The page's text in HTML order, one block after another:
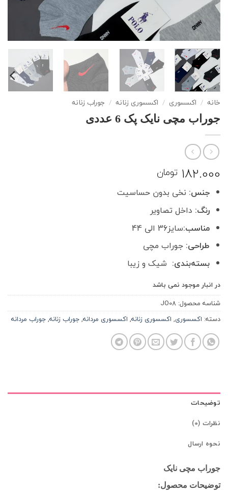
خانه / اکسسوری / اکسسوری زنانه / جوراب زنانه
جوراب مچی نایک پک 6 عددی
182.000 تومان
جنس:نخی بدون حساسیت
رنگ:داخل تصاویر
مناسب:سایز36 الی 44
طراحی:جوراب مچی
بسته‌بندی:شیک و زیبا
در انبار موجود نمی باشد
شناسه محصول: JO08
دسته: اکسسوری,اکسسوری زنانه,اکسسوری مردانه,جوراب زنانه,جوراب مردانه
توضیحات
نظرات (0)
نحوه ارسال
جوراب مچی نایک
توضیحات محصول: